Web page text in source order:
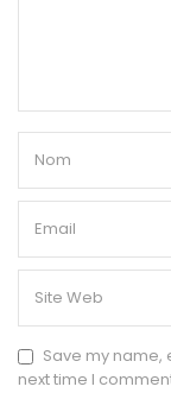
Save my name,
next time I